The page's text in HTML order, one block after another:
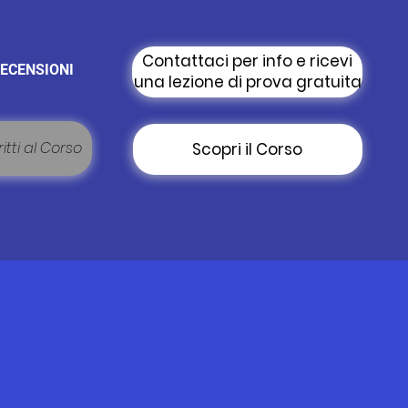
al Corso
Contattaci per info e ricevi
una lezione di prova gratuita
Scopri il Corso